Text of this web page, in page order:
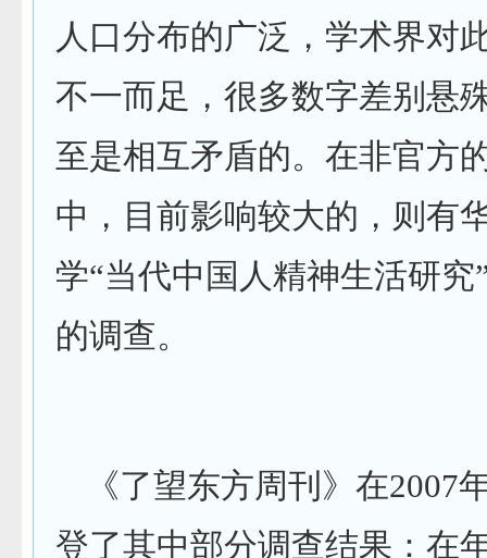
人口分布的广泛，学术界对
不一而足，很多数字差别悬
至是相互矛盾的。在非官方
中，目前影响较大的，则有
学“当代中国人精神生活研究
的调查。
《了望东方周刊》在2007
登了其中部分调查结果：在